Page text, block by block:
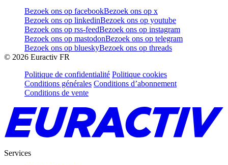
Bezoek ons op facebookBezoek ons op x
Bezoek ons op linkedinBezoek ons op youtube
Bezoek ons op rss-feedBezoek ons op instagram
Bezoek ons op mastodonBezoek ons op telegram
Bezoek ons op blueskyBezoek ons op threads
© 2026 Euractiv FR
Politique de confidentialité Politique cookies
Conditions générales Conditions d’abonnement
Conditions de vente
Services